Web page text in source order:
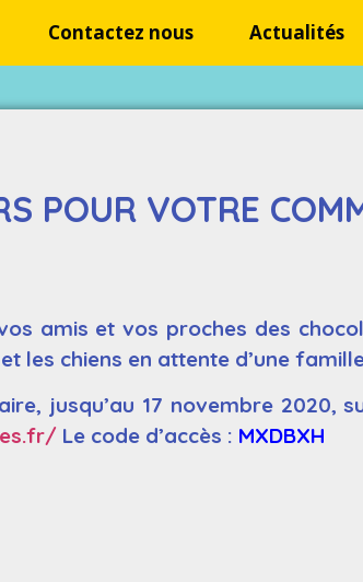
Contactez nous Actualités
POUR VOTRE
amis et vos proches des
les chiens en attente d’une
jusqu’au 17 novembre 2020,
Le code d’accès : MXDBXH